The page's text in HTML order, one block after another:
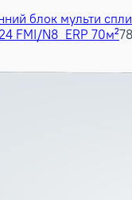
блок мульти
FMI/N8_ERP 70м²